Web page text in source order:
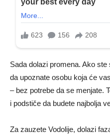
Sada dolazi promena. Ako
da upoznate osobu koja će
– bez potrebe da se menjate.
i podstiče da budete najbolja
Za zauzete Vodolije, dolazi